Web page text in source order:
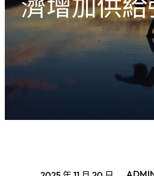
濟增加供